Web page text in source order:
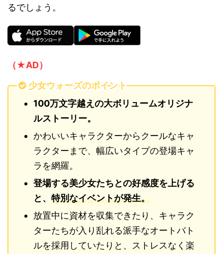
るでしょう。
（★AD）
少女ウォーズのポイント
100万文字越えの大ボリュームオリジナ
ルストーリー。
かわいいキャラクターからクールなキャ
ラクターまで、幅広いタイプの登場キャ
ラを網羅。
登場する美少女たちとの好感度を上げる
と、 特別なイベントが発生。
放置中に資材を収集できたり、キャラク
ターたちが入り乱れる派手なオートバト
ルを採用していたりと、ストレスなく楽